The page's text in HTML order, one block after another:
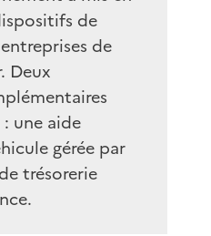
de
de
Deux
une aide
gérée par
trésorerie